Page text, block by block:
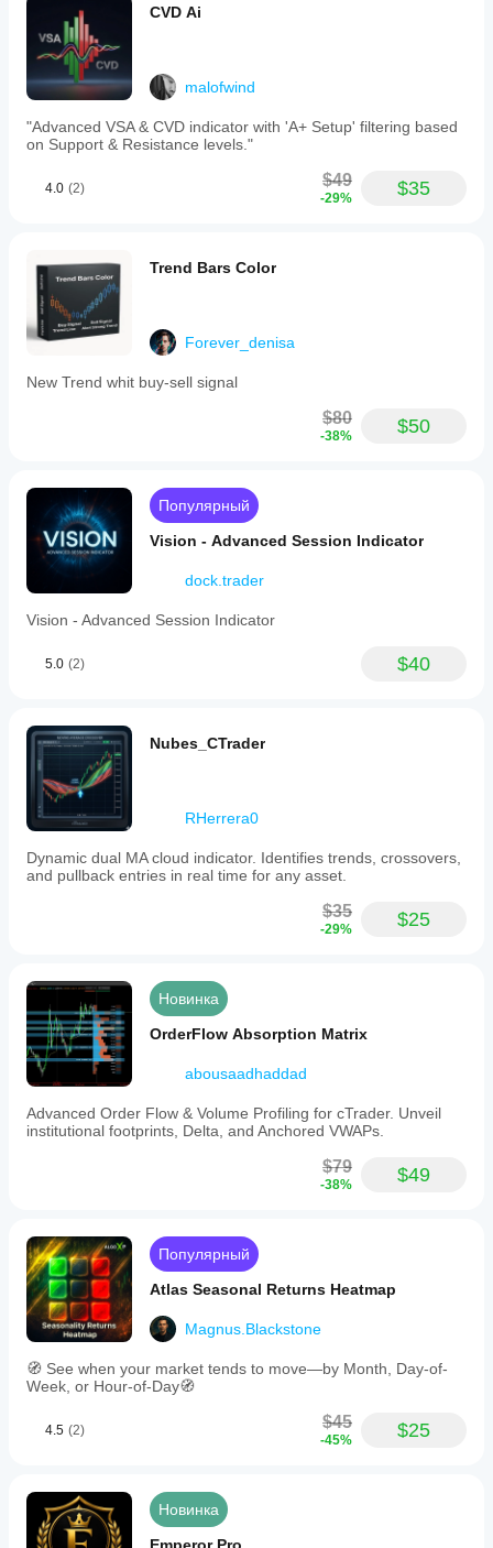
CVD Ai
malofwind
"Advanced VSA & CVD indicator with 'A+ Setup' filtering based
on Support & Resistance levels."
4.0 (2) $49
-29% $35
Trend Bars Color
Forever_denisa
New Trend whit buy-sell signal
$80
-38% $50
Популярный
Vision - Advanced Session Indicator
dock.trader
Vision - Advanced Session Indicator
5.0 (2) $40
Nubes_CTrader
RHerrera0
Dynamic dual MA cloud indicator. Identifies trends, crossovers,
and pullback entries in real time for any asset.
$35
-29% $25
Новинка
OrderFlow Absorption Matrix
abousaadhaddad
Advanced Order Flow & Volume Profiling for cTrader. Unveil
institutional footprints, Delta, and Anchored VWAPs.
$79
-38% $49
Популярный
Atlas Seasonal Returns Heatmap
Magnus.Blackstone
🧭 See when your market tends to move—by Month, Day-of-
Week, or Hour-of-Day🧭
4.5 (2) $45
-45% $25
Новинка